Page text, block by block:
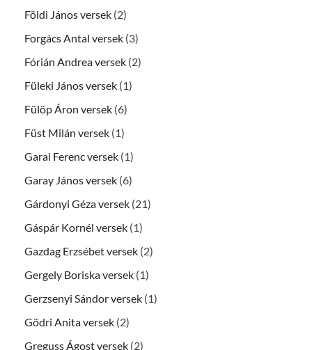
Földi János versek (2)
Forgács Antal versek (3)
Fórián Andrea versek (2)
Füleki János versek (1)
Fülöp Áron versek (6)
Füst Milán versek (1)
Garai Ferenc versek (1)
Garay János versek (6)
Gárdonyi Géza versek (21)
Gáspár Kornél versek (1)
Gazdag Erzsébet versek (2)
Gergely Boriska versek (1)
Gerzsenyi Sándor versek (1)
Gödri Anita versek (2)
Greguss Ágost versek (2)